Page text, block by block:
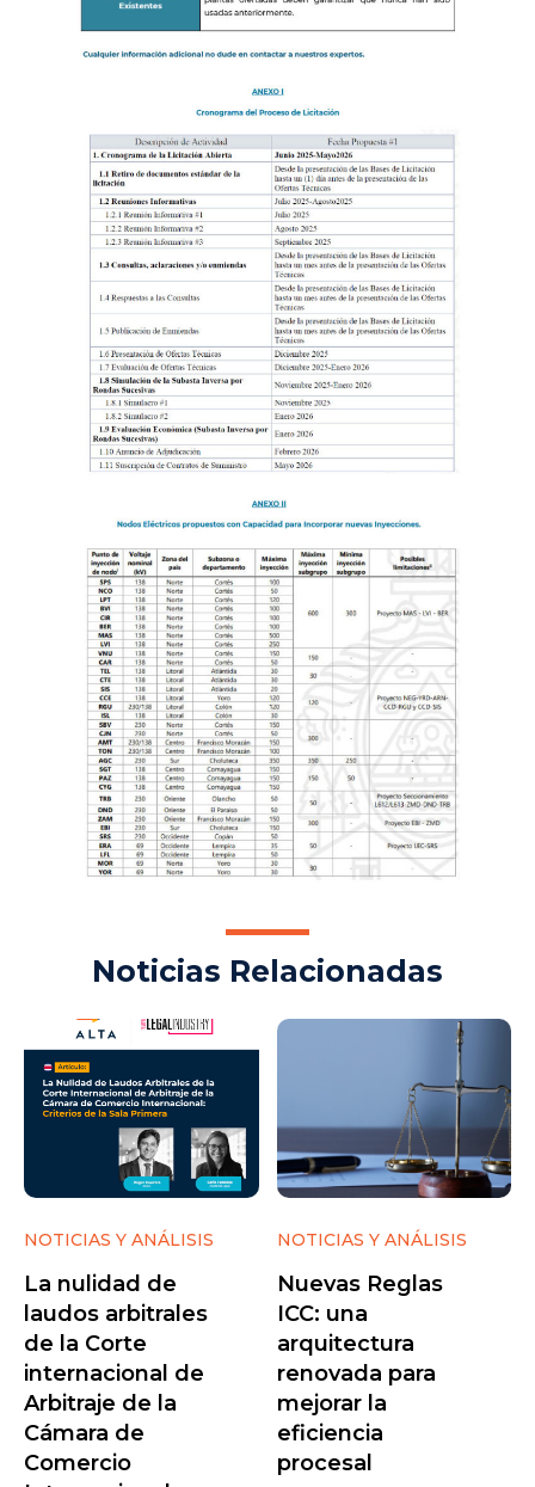
Noticias Relacionadas
NOTICIAS Y ANÁLISIS
La nulidad de
laudos arbitrales
de la Corte
internacional de
Arbitraje de la
Cámara de
Comercio
NOTICIAS Y ANÁLISIS
Nuevas Reglas
ICC: una
arquitectura
renovada para
mejorar la
eficiencia
procesal